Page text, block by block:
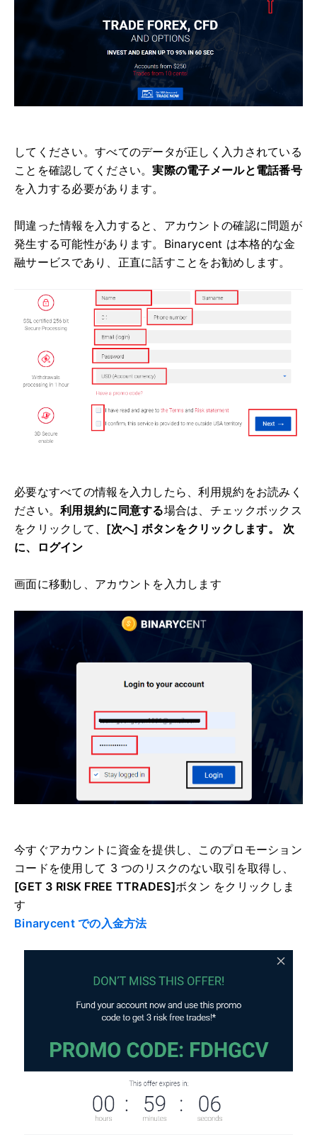
してください。すべてのデータが正しく入力されている
ことを確認してください。実際の電子メールと電話番号
を入力する必要があります。
間違った情報を入力すると、アカウントの確認に問題が
発生する可能性があります。 Binarycent は本格的な金
融サービスであり、正直に話すことをお勧めします。
必要なすべての情報を入力したら、利用規約をお読みく
ださい。利用規約に同意する場合は、 チェックボックス
をクリックして、 [次へ] ボタンをクリックします。
次
に、ログイン
画面に移動し 、アカウントを入力します
今すぐアカウントに資金を提供し、このプロモーション
コードを使用して 3 つのリスクのない取引を取得し、
[GET 3 RISK FREE TTRADES]ボタン をクリックしま
す
Binarycent での入金方法